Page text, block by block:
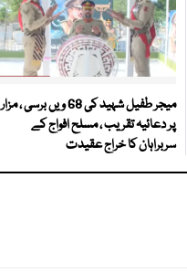
میجر طفیل شہید کی 68 ویں برسی ، مزار
پر دعائیہ تقریب ، مسلح افواج کے
سربراہان کا خراج عقیدت